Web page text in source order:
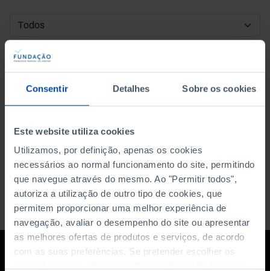
Consentir Detalhes Sobre os cookies
Este website utiliza cookies
Utilizamos, por definição, apenas os cookies
necessários ao normal funcionamento do site, permitindo
que navegue através do mesmo. Ao "Permitir todos",
autoriza a utilização de outro tipo de cookies, que
permitem proporcionar uma melhor experiência de
navegação, avaliar o desempenho do site ou apresentar
as melhores ofertas de produtos e serviços, de acordo
com as suas preferências. Se pretender escolher os
DATA DE INÍCIO
DATA DE FIM